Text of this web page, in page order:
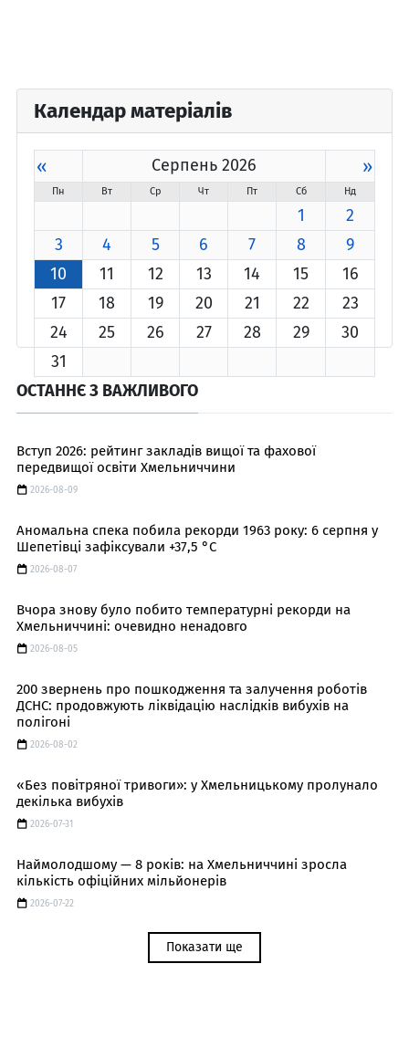
Календар матеріалів
« Серпень 2026 »
Пн Вт Ср Чт Пт Сб Нд
1
2
3
4 5 6 7 8
9
10
11 12 13 14 15
16
17
18 19 20 21 22
23
24
25 26 27 28 29
30
31
ОСТАННЄ З ВАЖЛИВОГО
Вступ 2026: рейтинг закладів вищої та фахової
передвищої освіти Хмельниччини
2026-08-09
Аномальна спека побила рекорди 1963 року: 6 серпня у
Шепетівці зафіксували +37,5 °C
2026-08-07
Вчора знову було побито температурні рекорди на
Хмельниччині: очевидно ненадовго
2026-08-05
200 звернень про пошкодження та залучення роботів
ДСНС: продовжують ліквідацію наслідків вибухів на
полігоні
2026-08-02
«Без повітряної тривоги»: у Хмельницькому пролунало
декілька вибухів
2026-07-31
Наймолодшому — 8 років: на Хмельниччині зросла
кількість офіційних мільйонерів
2026-07-22
Показати ще